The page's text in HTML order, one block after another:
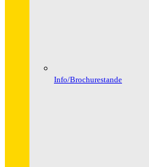
Info/Brochurestande